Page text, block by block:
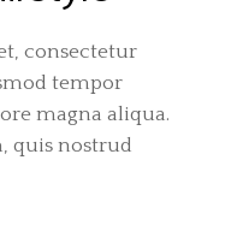
consectetur
tempor
magna aliqua.
quis nostrud